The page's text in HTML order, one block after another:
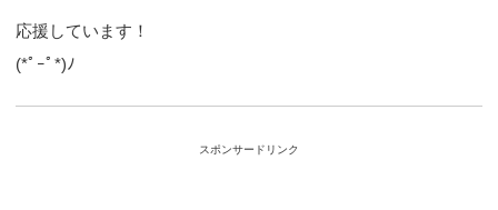
応援しています！
(*ﾟｰﾟ*)ﾉ
スポンサードリンク